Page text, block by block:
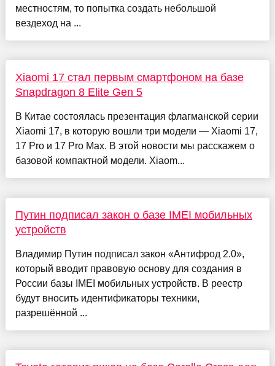
местностям, то попытка создать небольшой
вездеход на ...
Xiaomi 17 стал первым смартфоном на базе
Snapdragon 8 Elite Gen 5
В Китае состоялась презентация флагманской серии
Xiaomi 17, в которую вошли три модели — Xiaomi 17,
17 Pro и 17 Pro Max. В этой новости мы расскажем о
базовой компактной модели. Xiaom...
Путин подписал закон о базе IMEI мобильных
устройств
Владимир Путин подписал закон «Антифрод 2.0»,
который вводит правовую основу для создания в
России базы IMEI мобильных устройств. В реестр
будут вносить идентификаторы техники,
разрешённой ...